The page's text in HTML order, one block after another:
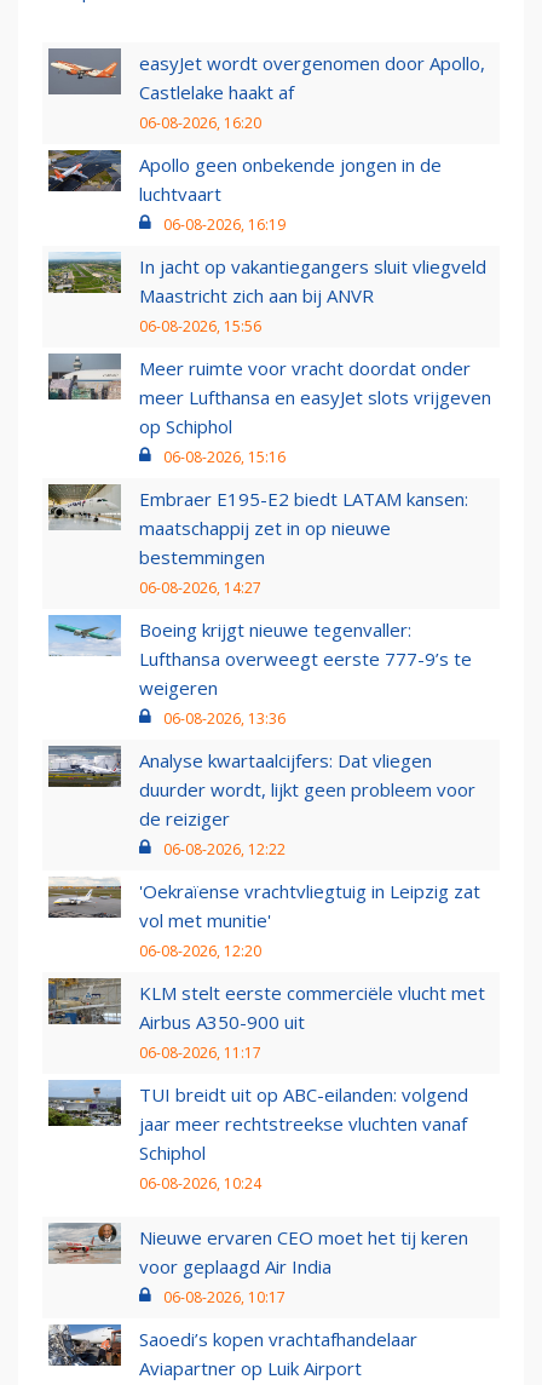
easyJet wordt overgenomen door Apollo,
Castlelake haakt af
06-08-2026, 16:20
Apollo geen onbekende jongen in de
luchtvaart
06-08-2026, 16:19
In jacht op vakantiegangers sluit vliegveld
Maastricht zich aan bij ANVR
06-08-2026, 15:56
Meer ruimte voor vracht doordat onder
meer Lufthansa en easyJet slots vrijgeven
op Schiphol
06-08-2026, 15:16
Embraer E195-E2 biedt LATAM kansen:
maatschappij zet in op nieuwe
bestemmingen
06-08-2026, 14:27
Boeing krijgt nieuwe tegenvaller:
Lufthansa overweegt eerste 777-9’s te
weigeren
06-08-2026, 13:36
Analyse kwartaalcijfers: Dat vliegen
duurder wordt, lijkt geen probleem voor
de reiziger
06-08-2026, 12:22
'Oekraïense vrachtvliegtuig in Leipzig zat
vol met munitie'
06-08-2026, 12:20
KLM stelt eerste commerciële vlucht met
Airbus A350-900 uit
06-08-2026, 11:17
TUI breidt uit op ABC-eilanden: volgend
jaar meer rechtstreekse vluchten vanaf
Schiphol
06-08-2026, 10:24
Nieuwe ervaren CEO moet het tij keren
voor geplaagd Air India
06-08-2026, 10:17
Saoedi’s kopen vrachtafhandelaar
Aviapartner op Luik Airport